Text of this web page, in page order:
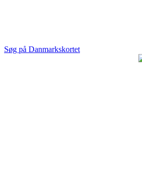
Søg på Danmarkskortet